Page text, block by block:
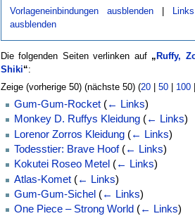
Vorlageneinbindungen ausblenden
ausblenden
Die folgenden Seiten verlinken auf „ Ruffy,
Shiki“:
Zeige (vorherige 50) (nächste 50) (20| 50| 100
Gum-Gum-Rocket (← Links)
Monkey D. Ruffys Kleidung (← Links)
Lorenor Zorros Kleidung (← Links)
Todesstier: Brave Hoof (← Links)
Kokutei Roseo Metel (← Links)
Atlas-Komet (← Links)
Gum-Gum-Sichel (← Links)
One Piece – Strong World (← Links)